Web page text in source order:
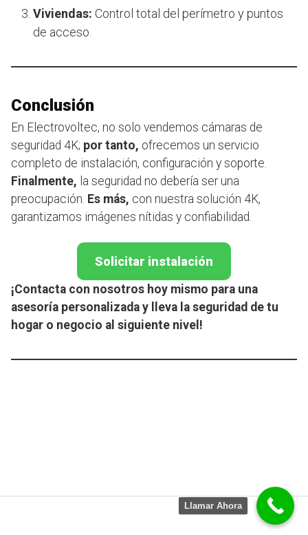
Viviendas: Control total del perímetro y puntos
de acceso.
Conclusión
En Electrovoltec, no solo vendemos cámaras de
seguridad 4K; por tanto, ofrecemos un servicio
completo de instalación, configuración y soporte.
Finalmente, la seguridad no debería ser una
preocupación. Es más, con nuestra solución 4K,
garantizamos imágenes nítidas y confiabilidad.
Solicitar instalación
¡Contacta con nosotros hoy mismo para una
asesoría personalizada y lleva la seguridad de tu
hogar o negocio al siguiente nivel!
Llamar Ahora